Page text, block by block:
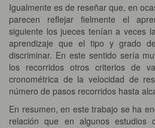
Igualmente es de reseñar que, en
parecen reflejar fielmente el
siguiente los jueces tenían a veces
aprendizaje que el tipo y grado
discriminar. En este sentido sería
los recorridos otros criterios de
cronométrica de la velocidad de
número de pasos recorridos hasta
En resumen, en este trabajo se ha
relación que en algunos estudios